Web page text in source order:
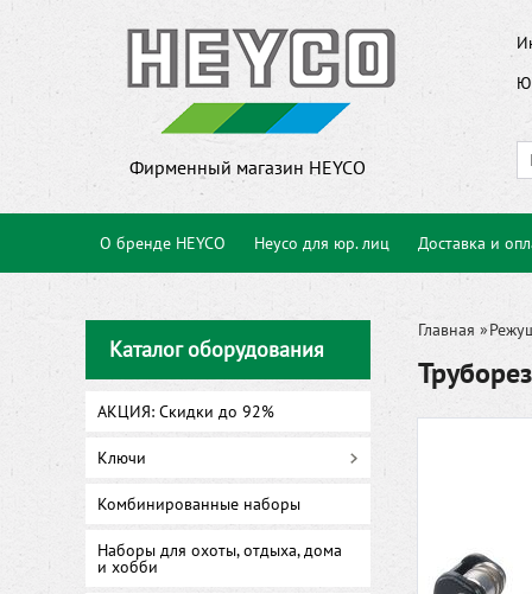
Фирменный магазин HEYCO
О бренде HEYCO Heyco для юр. лиц Доставка и
Каталог оборудования
АКЦИЯ: Скидки до 92%
Ключи
Комбинированные наборы
Наборы для охоты, отдыха, дома
и хобби
Главная »